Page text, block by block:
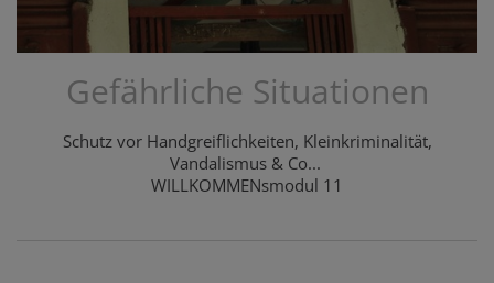
Gefährliche Situationen
Schutz vor Handgreiflichkeiten, Kleinkriminalität,
Vandalismus & Co...
WILLKOMMENsmodul 11